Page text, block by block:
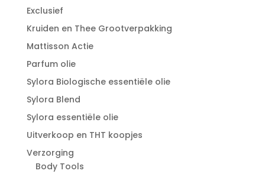
Exclusief
Kruiden en Thee Grootverpakking
Mattisson Actie
Parfum olie
Sylora Biologische essentiële olie
Sylora Blend
Sylora essentiële olie
Uitverkoop en THT koopjes
Verzorging
Body Tools